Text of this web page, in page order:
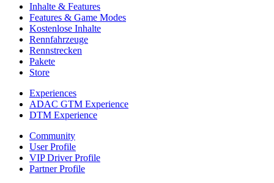
Inhalte & Features
Features & Game Modes
Kostenlose Inhalte
Rennfahrzeuge
Rennstrecken
Pakete
Store
Experiences
ADAC GTM Experience
DTM Experience
Community
User Profile
VIP Driver Profile
Partner Profile